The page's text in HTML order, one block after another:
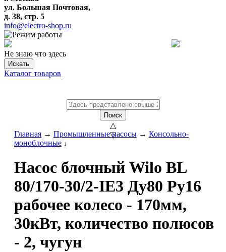
ул. Большая Почтовая,
д. 38, стр. 5
info@electro-shop.ru
Не знаю что здесь
Искать
Каталог товаров
Поиск
△
▽
Главная → Промышленные насосы → Консольно-
моноблочные ↓
Насос блочный Wilo BL
80/170-30/2-IE3 Ду80 Ру16
рабочее колесо - 170мм,
30кВт, количество полюсов
- 2, чугун